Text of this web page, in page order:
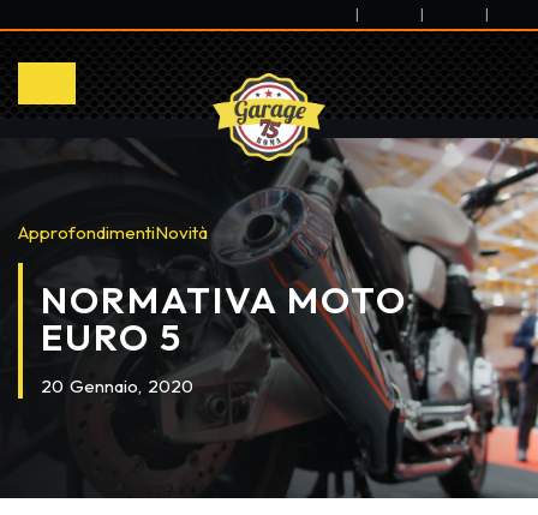
| | |
ApprofondimentiNovità
NORMATIVA MOTO
EURO 5
20 Gennaio, 2020